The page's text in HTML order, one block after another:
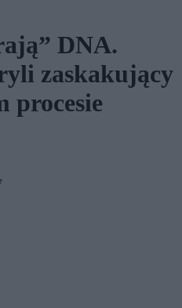
DNA.
zaskakujący
procesie